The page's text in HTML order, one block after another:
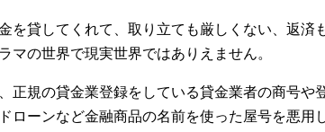
を貸してくれて、取り立ても厳しくない、返済
マの世界で現実世界ではありえません。
正規の貸金業登録をしている貸金業者の商号や
ローンなど金融商品の名前を使った屋号を悪用